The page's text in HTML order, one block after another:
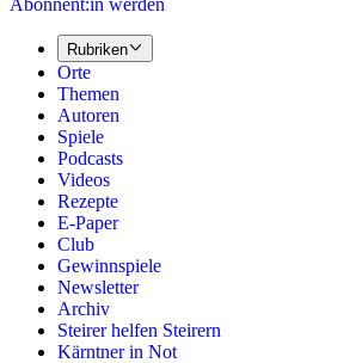
Abonnent:in werden
Rubriken
Orte
Themen
Autoren
Spiele
Podcasts
Videos
Rezepte
E-Paper
Club
Gewinnspiele
Newsletter
Archiv
Steirer helfen Steirern
Kärntner in Not